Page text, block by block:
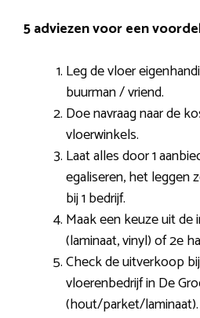
5 adviezen voor een
Leg de vloer
buurman / vriend.
Doe navraag naar de
vloerwinkels.
Laat alles door 1
egaliseren, het leggen
bij 1 bedrijf.
Maak een keuze uit
(laminaat, vinyl) of 2e
Check de uitverkoop
vloerenbedrijf in De
(hout/parket/laminaat).